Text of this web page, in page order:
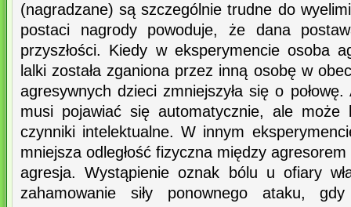
(nagradzane) są szczególnie trudne do
postaci nagrody powoduje, że dana
przyszłości. Kiedy w eksperymencie osoba
lalki została zganiona przez inną osobę w
agresywnych dzieci zmniejszyła się o
musi pojawiać się automatycznie, ale może
czynniki intelektualne. W innym
mniejsza odległość fizyczna między
agresja. Wystąpienie oznak bólu u ofiary
zahamowanie siły ponownego ataku,